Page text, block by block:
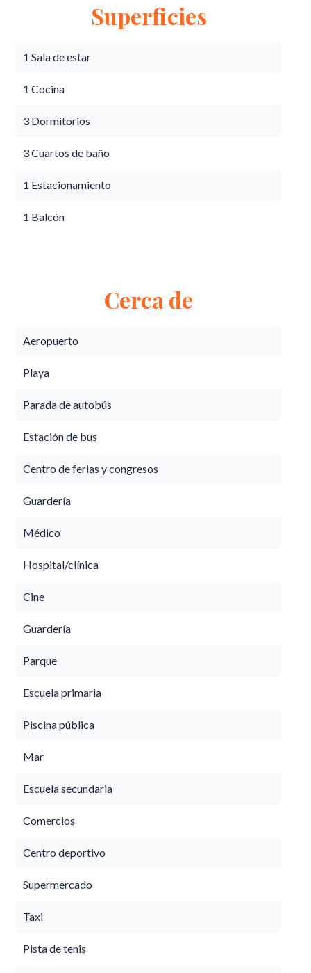
Superficies
1 Sala de estar
1 Cocina
3 Dormitorios
3 Cuartos de baño
1 Estacionamiento
1 Balcón
Cerca de
Aeropuerto
Playa
Parada de autobús
Estación de bus
Centro de ferias y congresos
Guardería
Médico
Hospital/clínica
Cine
Guardería
Parque
Escuela primaria
Piscina pública
Mar
Escuela secundaria
Comercios
Centro deportivo
Supermercado
Taxi
Pista de tenis